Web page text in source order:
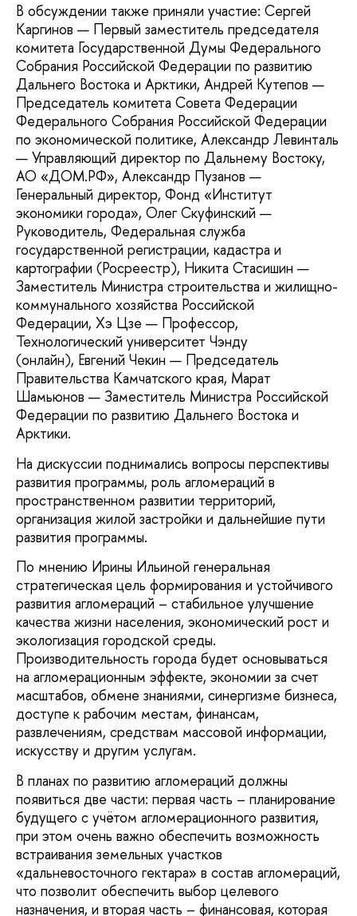
В обсуждении также приняли участие: Сергей
Каргинов — Первый заместитель председателя
комитета Государственной Думы Федерального
Собрания Российской Федерации по развитию
Дальнего Востока и Арктики, Андрей Кутепов —
Председатель комитета Совета Федерации
Федерального Собрания Российской Федерации
по экономической политике, Александр Левинталь
— Управляющий директор по Дальнему Востоку,
АО «ДОМ.РФ», Александр Пузанов —
Генеральный директор, Фонд «Институт
экономики города», Олег Скуфинский —
Руководитель, Федеральная служба
государственной регистрации, кадастра и
картографии (Росреестр), Никита Стасишин —
Заместитель Министра строительства и жилищно-
коммунального хозяйства Российской
Федерации, Хэ Цзе — Профессор,
Технологический университет Чэнду
(онлайн), Евгений Чекин — Председатель
Правительства Камчатского края, Марат
Шамьюнов — Заместитель Министра Российской
Федерации по развитию Дальнего Востока и
Арктики.
На дискуссии поднимались вопросы перспективы
развития программы, роль агломераций в
пространственном развитии территорий,
организация жилой застройки и дальнейшие пути
развития программы.
По мнению Ирины Ильиной генеральная
стратегическая цель формирования и устойчивого
развития агломераций – стабильное улучшение
качества жизни населения, экономический рост и
экологизация городской среды.
Производительность города будет основываться
на агломерационным эффекте, экономии за счет
масштабов, обмене знаниями, синергизме бизнеса,
доступе к рабочим местам, финансам,
развлечениям, средствам массовой информации,
искусству и другим услугам.
В планах по развитию агломераций должны
появиться две части: первая часть – планирование
будущего с учётом агломерационного развития,
при этом очень важно обеспечить возможность
встраивания земельных участков
«дальневосточного гектара» в состав агломераций,
что позволит обеспечить выбор целевого
назначения, и вторая часть – финансовая, которая